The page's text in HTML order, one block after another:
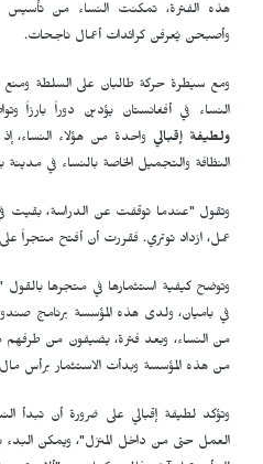
هذه الفترة، تمكنت النساء من تأسيس
وأصبحن يُعرفن كرائدات أعمال ناجحات.
ومع سيطرة حركة طالبان على السلطة ومنع
النساء في أفغانستان يؤدين دوراً
ولطيفة إقبالي واحدة من هؤلاء النساء،
النظافة والتجميل الخاصة بالنساء في مدينة
وتقول "عندما توقفت عن الدراسة، بقيت في
عمل، ازداد توتري. فقررت أن أفتح متجراً
وتوضح كيفية استثمارها في متجرها
من النساء، وبعد فترة، يضيفون من طرفهم
من هذه المؤسسة وبدأت الاستثمار برأس
وتؤكد لطيفة إقبالي على ضرورة أن تبدأ
العمل حتى من داخل المنزل"، ويمكن البدء